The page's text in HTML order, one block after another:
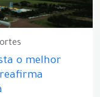
o melhor